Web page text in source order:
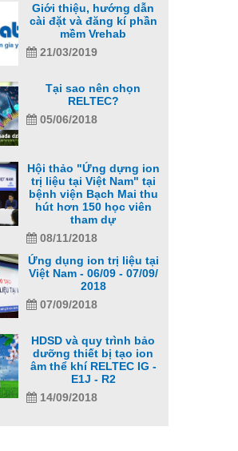
Giới thiệu, hướng dẫn
cài đặt và đăng kí phần
mềm Vrehab
21/03/2019
Tại sao nên chọn
RELTEC?
05/06/2018
Hội thảo "Ứng dựng ion
trị liệu tại Việt Nam" tại
bệnh viện Bạch Mai thu
hút hơn 150 học viên
tham dự
08/11/2018
Ứng dụng ion trị liệu tại
Việt Nam - 06/09 - 07/09/
2018
07/09/2018
HDSD và quy trình bảo
dưỡng thiết bị tạo ion
âm thể khí RELTEC IG -
E1J - R2
14/09/2018